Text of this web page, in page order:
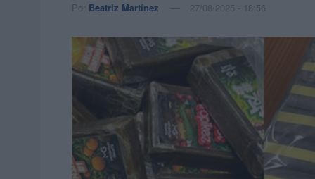
Por Beatriz Martínez 27/08/2025 - 18:56